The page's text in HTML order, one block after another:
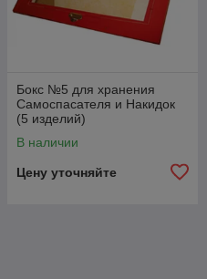
Бокс №5 для хранения
Самоспасателя и Накидок
(5 изделий)
В наличии
Цену уточняйте